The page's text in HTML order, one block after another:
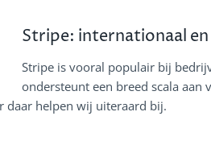
Stripe: internationaal
Stripe is vooral populair bij
ondersteunt een breed scala aan
daar helpen wij uiteraard bij.